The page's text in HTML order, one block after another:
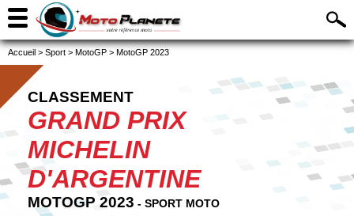
Accueil > Sport > MotoGP > MotoGP 2023
CLASSEMENT
GRAND PRIX
MICHELIN
D'ARGENTINE
MOTOGP 2023 - SPORT MOTO